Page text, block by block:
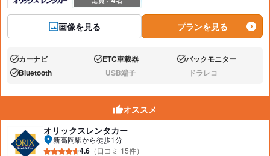
画像を見る プランを見る
あり:カーナビ あり:ETC車載器 あり:バックモニター
あり:Bluetooth なし:USB端子 なし:ドラレコ
オススメ
オリックスレンタカー
新高岡駅から徒歩1分
4.6 （口コミ 15件）